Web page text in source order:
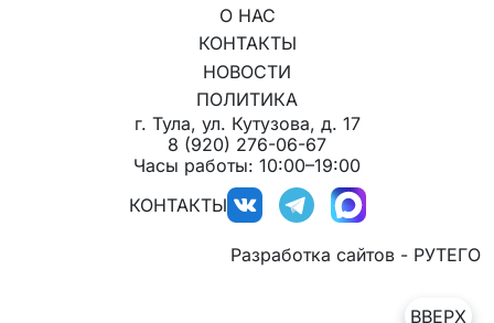
ВВЕРХ
О НАС
КОНТАКТЫ
НОВОСТИ
ПОЛИТИКА
г. Тула, ул. Кутузова, д. 17
8 (920) 276-06-67
Часы работы: 10:00–19:00
КОНТАКТЫ
Разработка сайтов - РУТЕГО